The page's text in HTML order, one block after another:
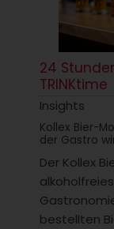
24
TRINKtime
Insights
Kollex Bier-
der Gastro
Der Kollex
bestellten